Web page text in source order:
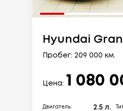
Hyundai
Пробег: 209 000 км.
Цена: 1 080
Двигатель: 2.5 л.